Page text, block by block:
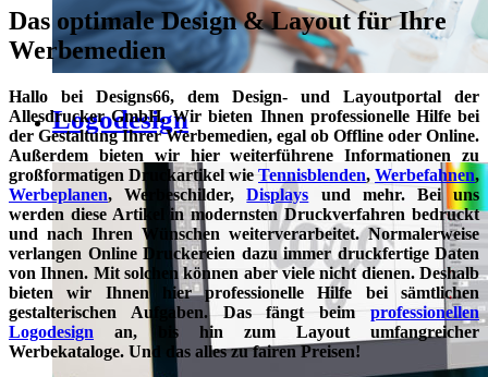
Logodesign
Das optimale Design & Layout für Ihre
Werbemedien
Hallo bei Designs66, dem Design- und Layoutportal der
Allesdrucker GmbH. Wir bieten Ihnen professionelle Hilfe bei
der Gestaltung Ihrer Werbemedien, egal ob Offline oder Online.
Außerdem bieten wir hier weiterführene Informationen zu
großformatigen Druckartikel wieTennisblenden, Werbefahnen,
Werbeplanen, Werbeschilder,Displays und mehr. Bei uns
werden diese Artikel in modernsten Druckverfahren bedruckt
und nach Ihren Wünschen weiterverarbeitet. Normalerweise
verlangen Online Druckereien dazu immer druckfertige Daten
von Ihnen. Mit solchen können aber viele nicht dienen. Deshalb
bieten wir Ihnen hier professionelle Hilfe bei sämtlichen
gestalterischen Aufgaben. Das fängt beim professionellen
Logodesign an, bis hin zum Layout umfangreicher
Werbekataloge. Und das alles zu fairen Preisen!